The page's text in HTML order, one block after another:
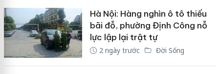
Hà Nội: Hàng nghìn ô tô thiếu
bãi đỗ, phường Định Công nỗ
lực lập lại trật tự
2 ngày trước Đời Sống